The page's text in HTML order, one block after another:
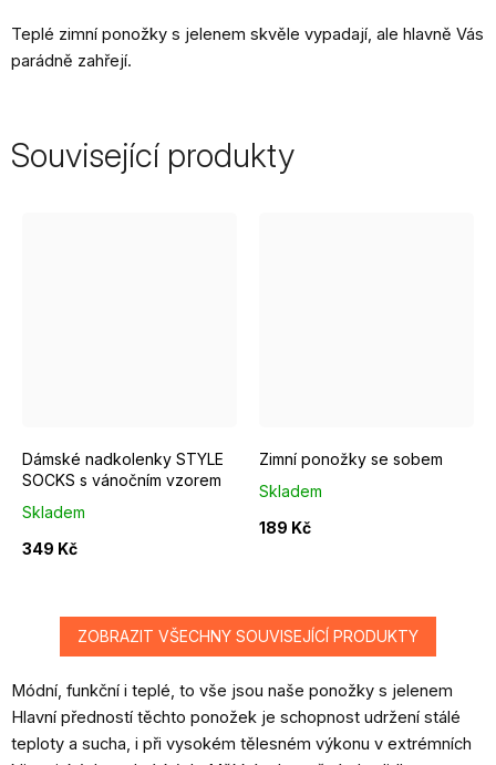
Teplé zimní ponožky s jelenem skvěle vypadají, ale hlavně Vás
parádně zahřejí.
Související produkty
Dámské nadkolenky STYLE
SOCKS s vánočním vzorem
Skladem
349 Kč
Zimní ponožky se sobem
Skladem
189 Kč
ZOBRAZIT VŠECHNY SOUVISEJÍCÍ PRODUKTY
Módní, funkční i teplé, to vše jsou naše ponožky s jelenem
Hlavní předností těchto ponožek je schopnost udržení stálé
teploty a sucha, i při vysokém tělesném výkonu v extrémních